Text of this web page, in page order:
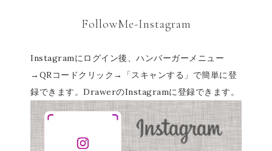
FollowMe-Instagram
Instagramにログイン後、ハンバーガーメニュー
→QRコードクリック→「スキャンする」で簡単に登
録できます。DrawerのInstagramに登録できます。